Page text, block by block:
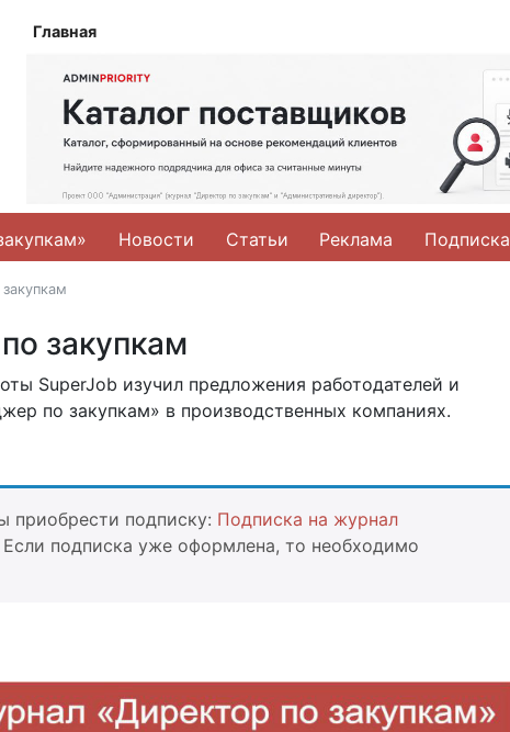
Главная
Новости Статьи Реклама Подписка
закупкам
SuperJob изучил предложения работодателей и
по закупкам» в производственных компаниях.
приобрести подписку: Подписка на журнал
Если подписка уже оформлена, то необходимо